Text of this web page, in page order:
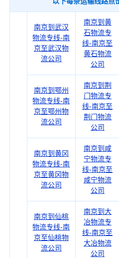
南京到武汉
物流专线-南
京至武汉物
流公司
南京到黄
石物流专
线-南京至
黄石物流
公司
南京到鄂州
物流专线-南
京至鄂州物
流公司
南京到荆
门物流专
线-南京至
荆门物流
公司
南京到黄冈
物流专线-南
京至黄冈物
流公司
南京到咸
宁物流专
线-南京至
咸宁物流
公司
南京到仙桃
物流专线-南
京至仙桃物
流公司
南京到大
冶物流专
线-南京至
大冶物流
公司